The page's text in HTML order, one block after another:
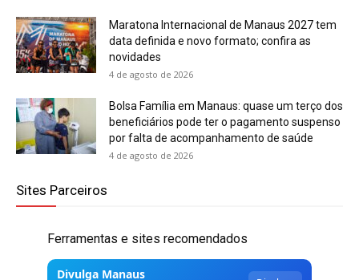
Maratona Internacional de Manaus 2027 tem
data definida e novo formato; confira as
novidades
4 de agosto de 2026
Bolsa Família em Manaus: quase um terço dos
beneficiários pode ter o pagamento suspenso
por falta de acompanhamento de saúde
4 de agosto de 2026
Sites Parceiros
Ferramentas e sites recomendados
Divulga Manaus